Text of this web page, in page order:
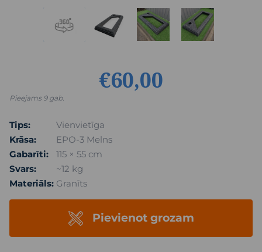
€60,00
Pieejams 9 gab.
Tips:
Vienvietīga
Krāsa:
EPO-3 Melns
Gabarīti:
115 × 55 cm
Svars:
~12 kg
Materiāls: Granīts
Pievienot grozam